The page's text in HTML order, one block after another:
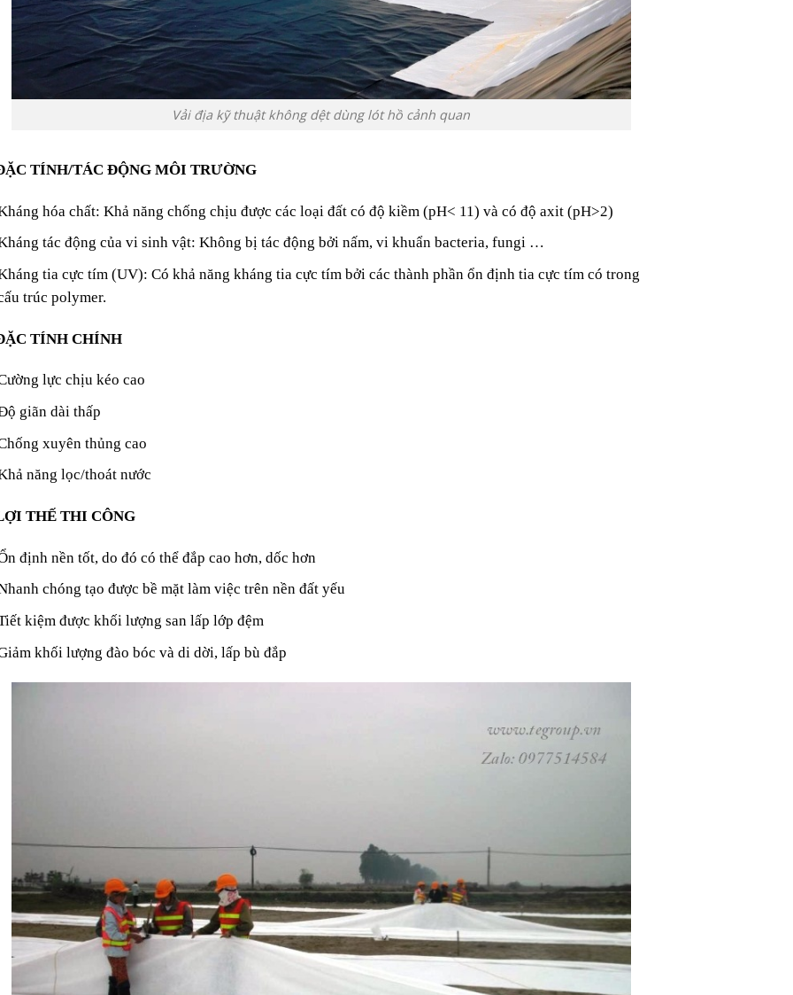
Vải địa kỹ thuật không dệt dùng lót hồ cảnh quan
TÍNH/TÁC ĐỘNG MÔI TRƯỜNG
hóa chất: Khả năng chống chịu được các loại đất có độ kiềm (pH< 11) và có độ axit (pH>2)
tác động của vi sinh vật: Không bị tác động bởi nấm, vi khuẩn bacteria, fungi …
tia cực tím (UV): Có khả năng kháng tia cực tím bởi các thành phần ổn định tia cực tím có trong
trúc polymer.
TÍNH CHÍNH
lực chịu kéo cao
giãn dài thấp
xuyên thủng cao
năng lọc/thoát nước
THẾ THI CÔNG
định nền tốt, do đó có thể đắp cao hơn, dốc hơn
chóng tạo được bề mặt làm việc trên nền đất yếu
kiệm được khối lượng san lấp lớp đệm
khối lượng đào bóc và di dời, lấp bù đắp